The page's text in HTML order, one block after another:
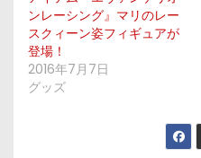
ンレーシング』マリのレー
スクィーン姿フィギュアが
登場！
2016年7月7日
グッズ